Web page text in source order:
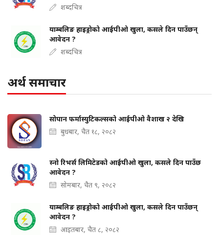
शब्दचित्र
याम्बलिङ हाइड्रोको आईपीओ खुला, कसले दिन पाउँछन्
आवेदन ?
शब्दचित्र
अर्थ समाचार
सोपान फर्मास्युटिकल्सको आईपीओ वैशाख २ देखि
बुधबार, चैत १८, २०८२
स्नो रिभर्स लिमिटेडको आईपीओ खुला, कसले दिन पाउँछ
आवेदन ?
सोमबार, चैत ९, २०८२
याम्बलिङ हाइड्रोको आईपीओ खुला, कसले दिन पाउँछन्
आवेदन ?
आइतबार, चैत ८, २०८२